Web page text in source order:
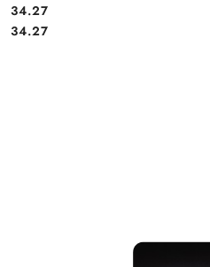
Cena:
34.27
Cena:
34.27